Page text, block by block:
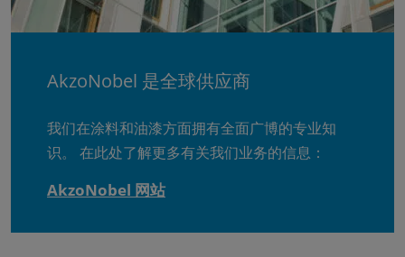
AkzoNobel 是全球供应商
我们在涂料和油漆方面拥有全面广博的专业知
识。 在此处了解更多有关我们业务的信息：
AkzoNobel 网站